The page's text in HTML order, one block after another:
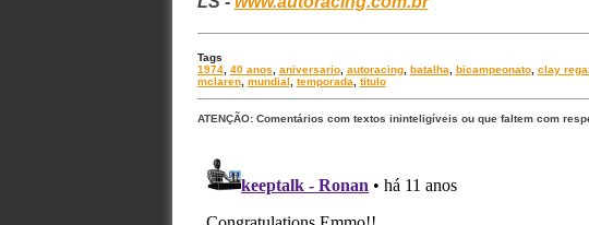
Tags
1974, 40 anos, aniversario, autoracing, batalha, bicampeonato, clay
mclaren, mundial , temporada, titulo
ATENÇÃO: Comentários com textos ininteligíveis ou que faltem com